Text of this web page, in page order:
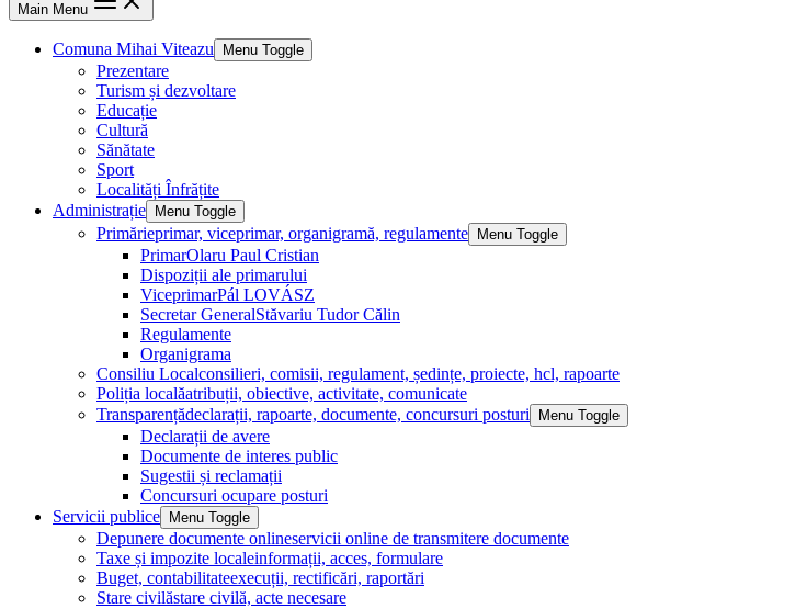
Main Menu
Comuna Mihai Viteazu Menu Toggle
Prezentare
Turism și dezvoltare
Educație
Cultură
Sănătate
Sport
Localități Înfrățite
Administrație
Menu Toggle
Primărieprimar, viceprimar, organigramă, regulamente Menu Toggle
PrimarOlaru Paul Cristian
Dispoziții ale primarului
ViceprimarPál LOVÁSZ
Secretar GeneralStăvariu Tudor Călin
Regulamente
Organigrama
Consiliu Localconsilieri, comisii, regulament, ședințe, proiecte, hcl, rapoarte
Poliția localăatribuții, obiective, activitate, comunicate
Transparențădeclarații, rapoarte, documente, concursuri posturi Menu Toggle
Declarații de avere
Documente de interes public
Sugestii și reclamații
Concursuri ocupare posturi
Servicii publice
Menu Toggle
Depunere documente onlineservicii online de transmitere documente
Taxe și impozite localeinformații, acces, formulare
Buget, contabilitateexecuții, rectificări, raportări
Stare civilăstare civilă, acte necesare